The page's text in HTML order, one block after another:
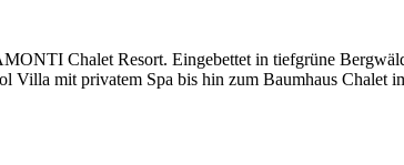
Chalet Resort. Eingebettet in tiefgrüne
Villa mit privatem Spa bis hin zum Baumhaus